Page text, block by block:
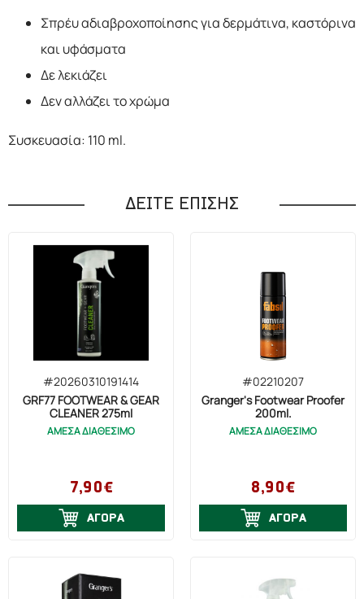
Σπρέυ αδιαβροχοποίησης για δερμάτινα, καστόρινα
και υφάσματα
Δε λεκιάζει
Δεν αλλάζει το χρώμα
Συσκευασία: 110 ml.
ΔΕΙΤΕ ΕΠΙΣΗΣ
#20260310191414
GRF77 FOOTWEAR & GEAR
CLEANER 275ml
ΑΜΕΣΑ ΔΙΑΘΕΣΙΜΟ
7,90€
ΑΓΟΡΑ
#02210207
Granger's Footwear Proofer
200ml.
ΑΜΕΣΑ ΔΙΑΘΕΣΙΜΟ
8,90€
ΑΓΟΡΑ